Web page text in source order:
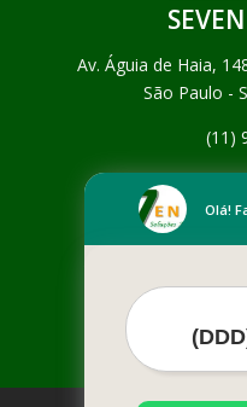
Av. Águia de Haia,
São Paulo -
(11)
Olá!